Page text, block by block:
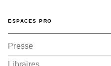
ESPACES PRO
Presse